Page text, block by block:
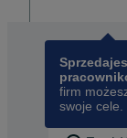
firm
swoje cele.